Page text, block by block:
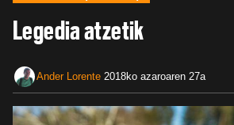
Legedia atzetik
Ander Lorente 2018ko azaroaren 27a